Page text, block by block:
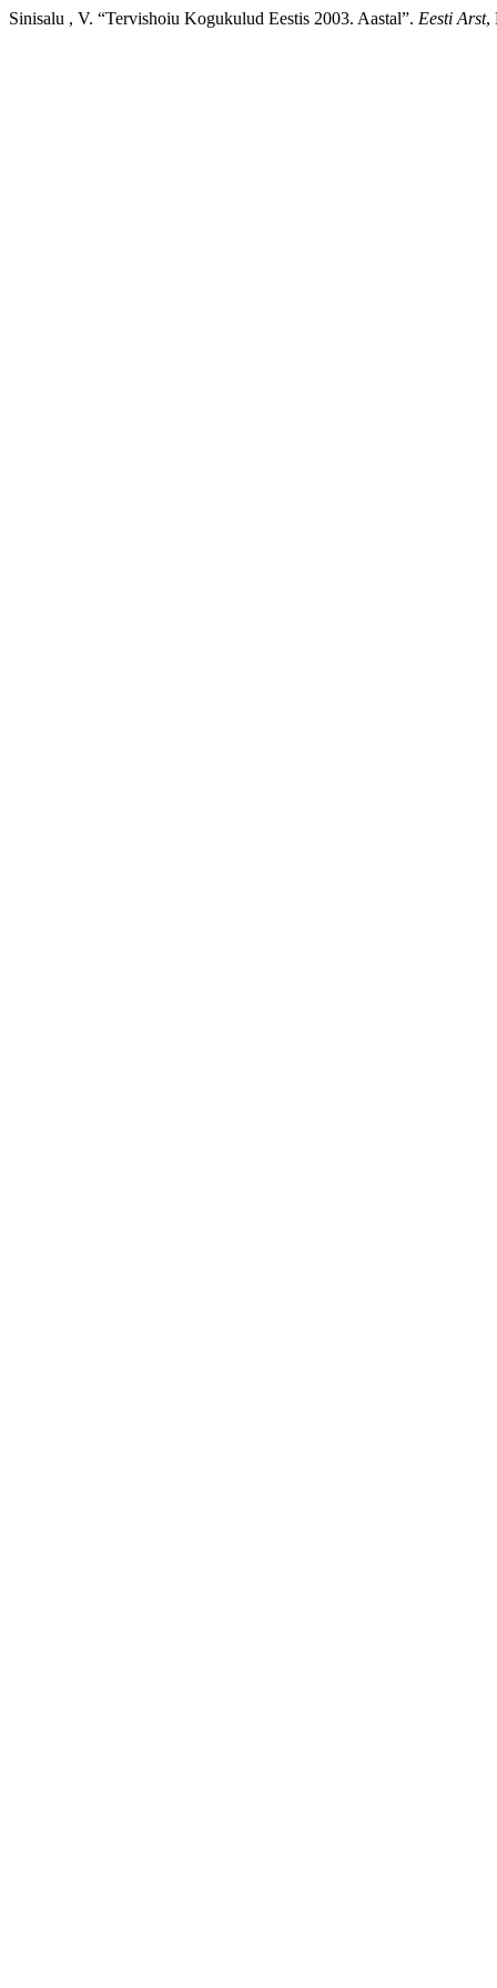
Sinisalu , V. “Tervishoiu Kogukulud Eestis 2003. Aastal”. Eesti Arst,